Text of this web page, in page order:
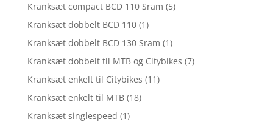
Kranksæt compact BCD 110 Sram (5)
Kranksæt dobbelt BCD 110 (1)
Kranksæt dobbelt BCD 130 Sram (1)
Kranksæt dobbelt til MTB og Citybikes (7)
Kranksæt enkelt til Citybikes (11)
Kranksæt enkelt til MTB (18)
Kranksæt singlespeed (1)